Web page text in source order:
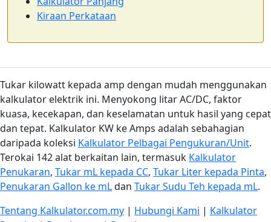
Kiraan Perkataan
Tukar kilowatt kepada amp dengan mudah menggunakan
kalkulator elektrik ini. Menyokong litar AC/DC, faktor
kuasa, kecekapan, dan keselamatan untuk hasil yang cepat
dan tepat. Kalkulator KW ke Amps adalah sebahagian
daripada koleksi Kalkulator Pelbagai Pengukuran/Unit.
Terokai 142 alat berkaitan lain, termasuk Kalkulator
Penukaran, Tukar mL kepada CC, Tukar Liter kepada Pinta,
Penukaran Gallon ke mLdan Tukar Sudu Teh kepada mL.
Tentang Kalkulator.com.my | Hubungi Kami | Kalkulator